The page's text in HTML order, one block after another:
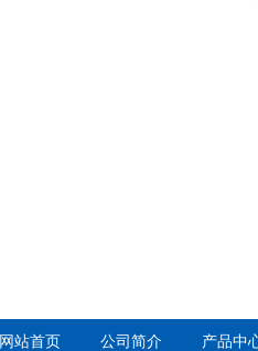
网站首页 公司简介 产品中